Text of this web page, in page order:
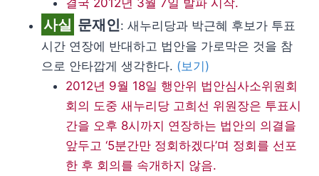
결국 2012년 3월 7일 발파 시작.
사실 문재인: 새누리당과 박근혜 후보가 투표
시간 연장에 반대하고 법안을 가로막은 것을 참
으로 안타깝게 생각한다. (보기)
2012년 9월 18일 행안위 법안심사소위원회
회의 도중 새누리당 고희선 위원장은 투표시
간을 오후 8시까지 연장하는 법안의 의결을
앞두고 ‘5분간만 정회하겠다’며 정회를 선포
한 후 회의를 속개하지 않음.